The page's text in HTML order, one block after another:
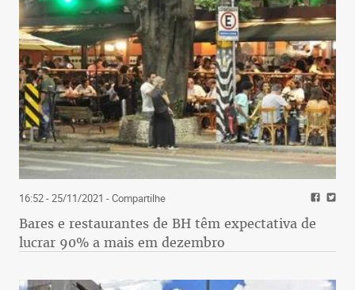
16:52 - 25/11/2021 - Compartilhe
Bares e restaurantes de BH têm expectativa de
lucrar 90% a mais em dezembro